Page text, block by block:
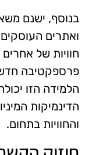
בנוסף, ישנם
ואתרים
חוויות של
פרספקטיבה
הלמידה הזו
הדינמיקות
והחוויות בתחום.